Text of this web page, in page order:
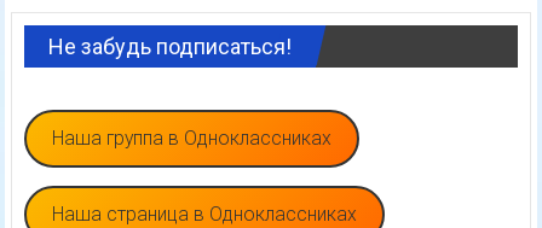
Не забудь подписаться!
Наша группа в Одноклассниках
Наша страница в Одноклассниках